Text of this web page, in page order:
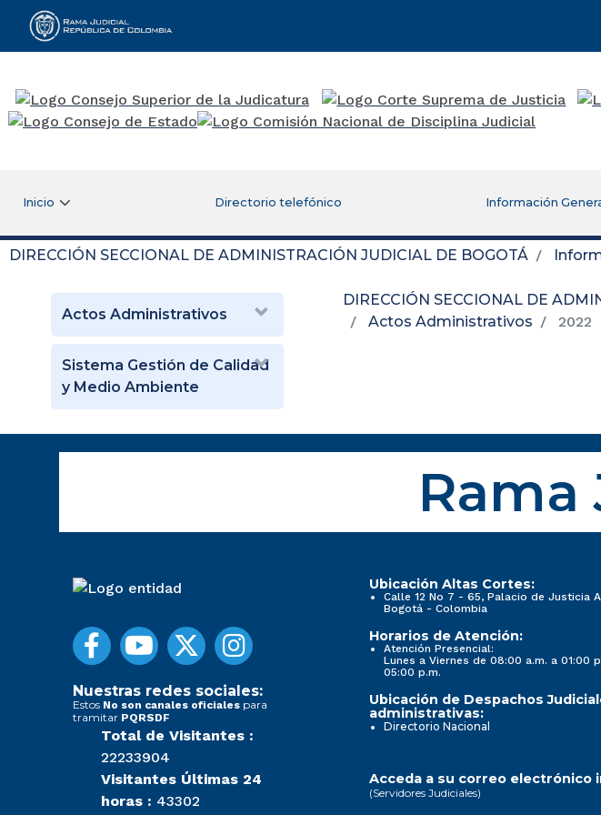
Rama Judicial
Inicio Directorio telefónico Información
DIRECCIÓN SECCIONAL DE ADMINISTRACIÓN JUDICIAL DE BOGOTÁ
Actos Administrativos
Sistema Gestión de Calidad
y Medio Ambiente
DIRECCIÓN SECCIONAL DE
Actos Administrativos
2022
Rama
Nuestras redes sociales:
Estos No son canales oficiales para
tramitar PQRSDF
Total de Visitantes :
22233904
Visitantes Últimas 24
horas : 43302
Ubicación Altas Cortes:
Calle 12 No 7 - 65, Palacio de Justicia
Bogotá - Colombia
Horarios de Atención:
Atención Presencial:
Lunes a Viernes de 08:00 a.m. a 01:00
05:00 p.m.
Ubicación de Despachos
administrativas:
Directorio Nacional
Acceda a su correo electrónico
(Servidores Judiciales)